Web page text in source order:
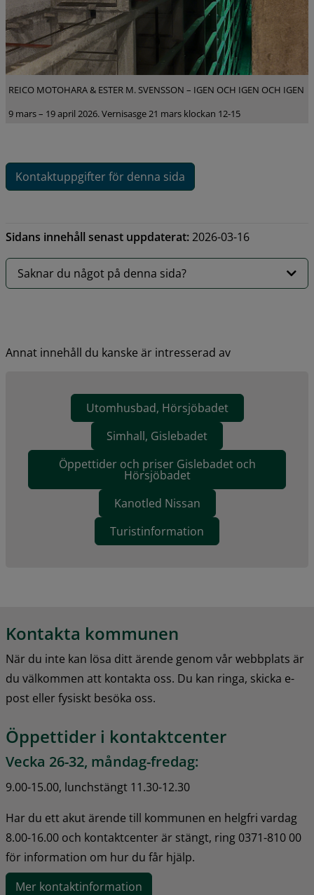
REICO MOTOHARA & ESTER M. SVENSSON – IGEN OCH IGEN OCH IGEN
9 mars – 19 april 2026. Vernisasge 21 mars klockan 12-15
Kontaktuppgifter för denna sida
Sidans innehåll senast uppdaterat:2026-03-16
Saknar du något på denna sida?
Annat innehåll du kanske är intresserad av
Utomhusbad, Hörsjöbadet
Simhall, Gislebadet
Öppettider och priser Gislebadet och
Hörsjöbadet
Kanotled Nissan
Turistinformation
Kontakta kommunen
När du inte kan lösa ditt ärende genom vår webbplats är
du välkommen att kontakta oss. Du kan ringa, skicka e-
post eller fysiskt besöka oss.
Öppettider i kontaktcenter
Vecka 26-32, måndag-fredag:
9.00-15.00, lunchstängt 11.30-12.30
Har du ett akut ärende till kommunen en helgfri vardag
8.00-16.00 och kontaktcenter är stängt, ring 0371-810 00
för information om hur du får hjälp.
Mer kontaktinformation